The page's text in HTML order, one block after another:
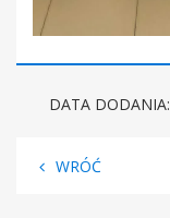
DATA DODANIA:
WRÓĆ